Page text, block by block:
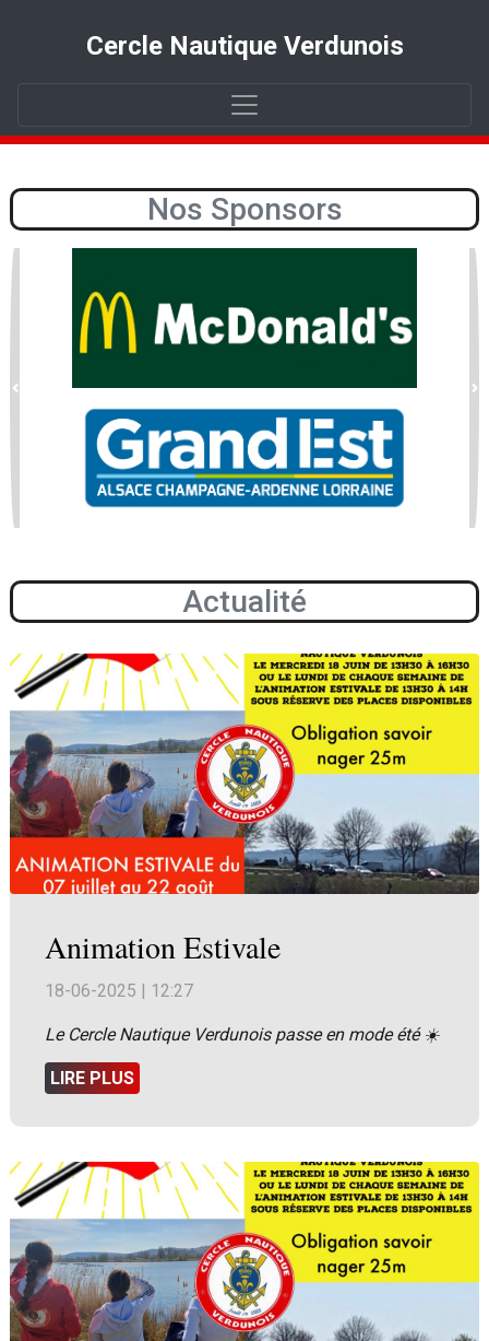
Cercle Nautique Verdunois
Nos Sponsors
Précédent
Actualité
Animation Estivale
18-06-2025 | 12:27
Le Cercle Nautique Verdunois passe en mode été ☀️
LIRE PLUS